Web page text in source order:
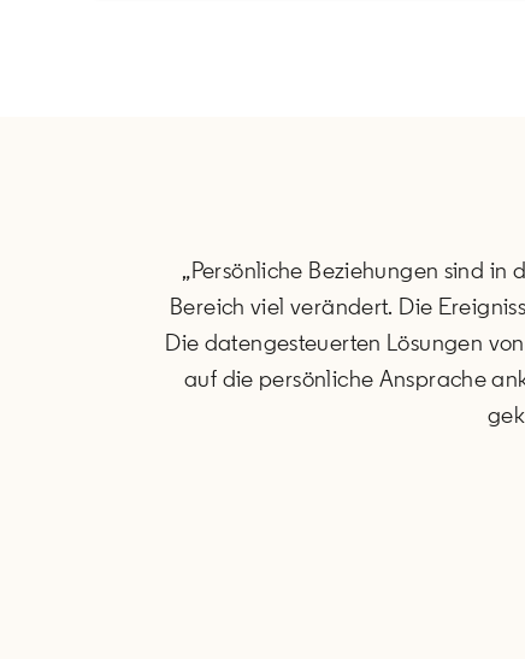
„Persönliche Beziehungen sind
Bereich viel verändert. Die
Die datengesteuerten Lösungen
auf die persönliche Ansprache